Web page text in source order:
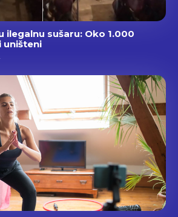
ilegalnu sušaru: Oko 1.000
uništeni